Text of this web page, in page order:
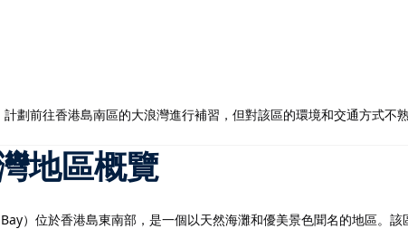
劃前往香港島南區的大浪灣進行補習，但對該區的環境和交通方式不
地區概覽
）位於香港島東南部，是一個以天然海灘和優美景色聞名的地區。